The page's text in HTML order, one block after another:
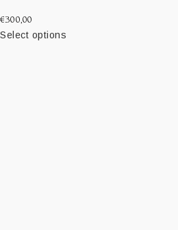
€300,00
Select options